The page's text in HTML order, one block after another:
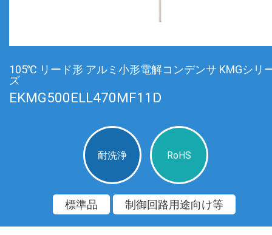
105℃ リード形 アルミ小形電解コンデンサ KMGシリ
ズ
EKMG500ELL470MF11D
耐洗浄 RoHS
標準品 制御回路用途向け等